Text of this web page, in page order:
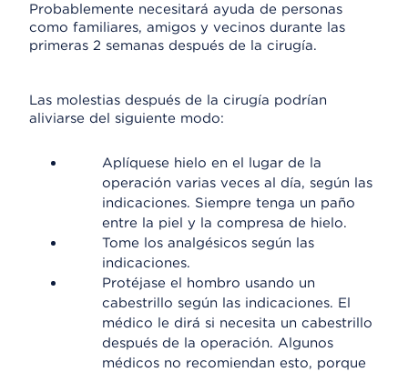
Probablemente necesitará ayuda de personas
como familiares, amigos y vecinos durante las
primeras 2 semanas después de la cirugía.
Las molestias después de la cirugía podrían
aliviarse del siguiente modo:
Aplíquese hielo en el lugar de la
operación varias veces al día, según las
indicaciones. Siempre tenga un paño
entre la piel y la compresa de hielo.
Tome los analgésicos según las
indicaciones.
Protéjase el hombro usando un
cabestrillo según las indicaciones. El
médico le dirá si necesita un cabestrillo
después de la operación. Algunos
médicos no recomiendan esto, porque